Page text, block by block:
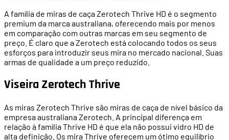
A família de miras de caça Zerotech Thrive HD é o segmento
premium da marca australiana, oferecendo mais por menos
em comparação com outras marcas em seu segmento de
preço. É claro que a Zerotech está colocando todos os seus
esforços para introduzir seus mira no mercado nacional. Suas
armas de qualidade a um preço reduzido.
Viseira Zerotech Thrive
As miras Zerotech Thrive são miras de caça de nível básico da
empresa australiana Zerotech. A principal diferença em
relação à família Thrive HD é que ela não possui vidro HD de
alta definição. Os mira Thrive oferecem um ótimo equilíbrio